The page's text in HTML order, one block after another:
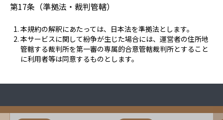
第17条（準拠法・裁判管轄）
本規約の解釈にあたっては、日本法を準拠法とします。
本サービスに関して紛争が生じた場合には、運営者の住所地
管轄する裁判所を第一審の専属的合意管轄裁判所とすること
に利用者等は同意するものとします。